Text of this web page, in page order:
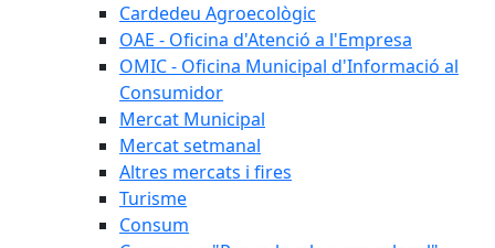
Cardedeu Agroecològic
OAE - Oficina d'Atenció a l'Empresa
OMIC - Oficina Municipal d'Informació al
Consumidor
Mercat Municipal
Mercat setmanal
Altres mercats i fires
Turisme
Consum